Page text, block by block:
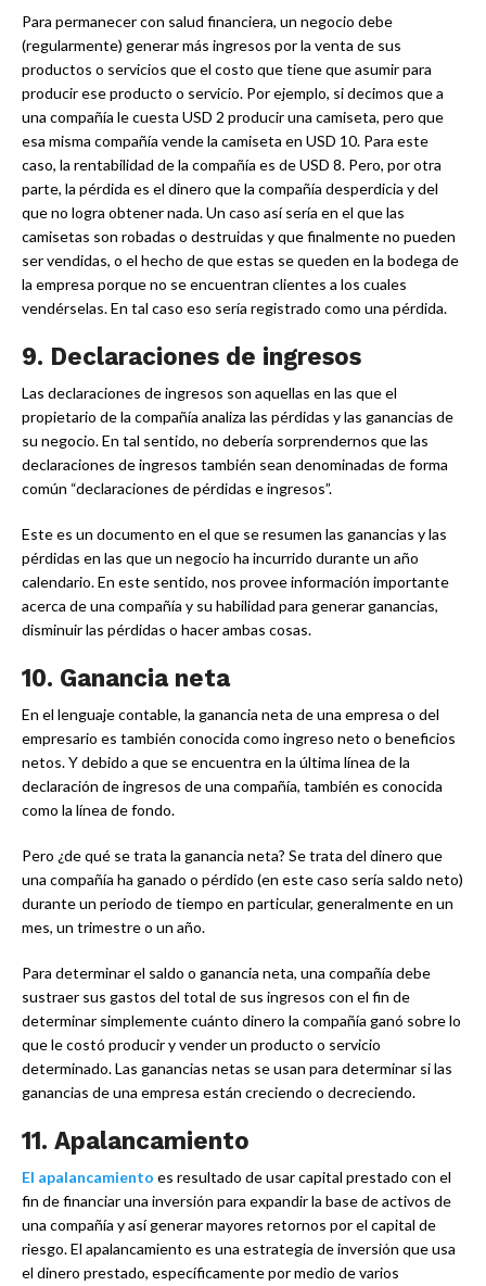
Para permanecer con salud financiera, un negocio debe
(regularmente) generar más ingresos por la venta de sus
productos o servicios que el costo que tiene que asumir para
producir ese producto o servicio. Por ejemplo, si decimos que a
una compañía le cuesta USD 2 producir una camiseta, pero que
esa misma compañía vende la camiseta en USD 10. Para este
caso, la rentabilidad de la compañía es de USD 8. Pero, por otra
parte, la pérdida es el dinero que la compañía desperdicia y del
que no logra obtener nada. Un caso así sería en el que las
camisetas son robadas o destruidas y que finalmente no pueden
ser vendidas, o el hecho de que estas se queden en la bodega de
la empresa porque no se encuentran clientes a los cuales
vendérselas. En tal caso eso sería registrado como una pérdida.
9. Declaraciones de ingresos
Las declaraciones de ingresos son aquellas en las que el
propietario de la compañía analiza las pérdidas y las ganancias de
su negocio. En tal sentido, no debería sorprendernos que las
declaraciones de ingresos también sean denominadas de forma
común “declaraciones de pérdidas e ingresos”.
Este es un documento en el que se resumen las ganancias y las
pérdidas en las que un negocio ha incurrido durante un año
calendario. En este sentido, nos provee información importante
acerca de una compañía y su habilidad para generar ganancias,
disminuir las pérdidas o hacer ambas cosas.
10. Ganancia neta
En el lenguaje contable, la ganancia neta de una empresa o del
empresario es también conocida como ingreso neto o beneficios
netos. Y debido a que se encuentra en la última línea de la
declaración de ingresos de una compañía, también es conocida
como la línea de fondo.
Pero ¿de qué se trata la ganancia neta? Se trata del dinero que
una compañía ha ganado o pérdido (en este caso sería saldo neto)
durante un periodo de tiempo en particular, generalmente en un
mes, un trimestre o un año.
Para determinar el saldo o ganancia neta, una compañía debe
sustraer sus gastos del total de sus ingresos con el fin de
determinar simplemente cuánto dinero la compañía ganó sobre lo
que le costó producir y vender un producto o servicio
determinado. Las ganancias netas se usan para determinar si las
ganancias de una empresa están creciendo o decreciendo.
11. Apalancamiento
El apalancamiento es resultado de usar capital prestado con el
fin de financiar una inversión para expandir la base de activos de
una compañía y así generar mayores retornos por el capital de
riesgo. El apalancamiento es una estrategia de inversión que usa
el dinero prestado, específicamente por medio de varios